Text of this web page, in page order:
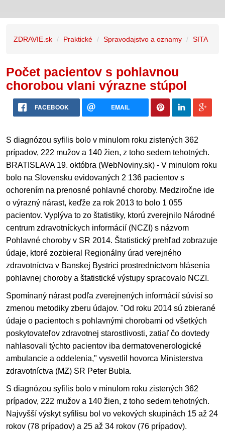
ZDRAVIE.sk Praktické Spravodajstvo a oznamy SITA
Počet pacientov s pohlavnou
chorobou vlani výrazne stúpol
FACEBOOK EMAIL
S diagnózou syfilis bolo v minulom roku zistených 362
prípadov, 222 mužov a 140 žien, z toho sedem tehotných.
BRATISLAVA 19. októbra (WebNoviny.sk) - V minulom roku
bolo na Slovensku evidovaných 2 136 pacientov s
ochorením na prenosné pohlavné choroby. Medziročne ide
o výrazný nárast, keďže za rok 2013 to bolo 1 055
pacientov. Vyplýva to zo štatistiky, ktorú zverejnilo Národné
centrum zdravotníckych informácií (NCZI) s názvom
Pohlavné choroby v SR 2014. Štatistický prehľad zobrazuje
údaje, ktoré zozbieral Regionálny úrad verejného
zdravotníctva v Banskej Bystrici prostredníctvom hlásenia
pohlavnej choroby a štatistické výstupy spracovalo NCZI.
Spomínaný nárast podľa zverejnených informácií súvisí so
zmenou metodiky zberu údajov. "Od roku 2014 sú zbierané
údaje o pacientoch s pohlavnými chorobami od všetkých
poskytovateľov zdravotnej starostlivosti, zatiaľ čo dovtedy
nahlasovali týchto pacientov iba dermatovenerologické
ambulancie a oddelenia," vysvetlil hovorca Ministerstva
zdravotníctva (MZ) SR Peter Bubla.
S diagnózou syfilis bolo v minulom roku zistených 362
prípadov, 222 mužov a 140 žien, z toho sedem tehotných.
Najvyšší výskyt syfilisu bol vo vekových skupinách 15 až 24
rokov (78 prípadov) a 25 až 34 rokov (76 prípadov).